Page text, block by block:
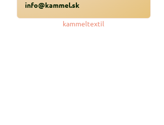
info@kammel.sk
kammeltextil